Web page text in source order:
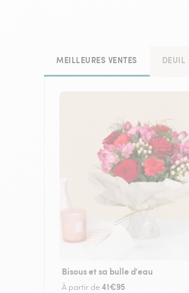
MEILLEURES VENTES DEUIL
Bisous et sa bulle d'eau
À partir de41€95